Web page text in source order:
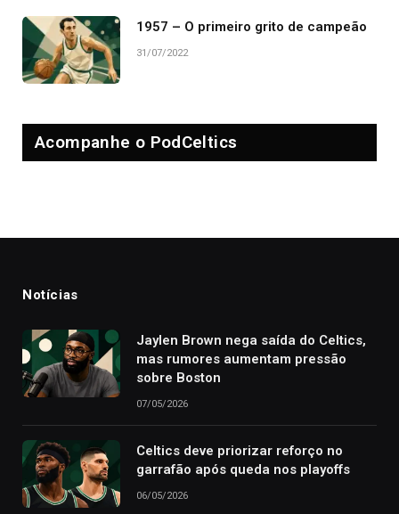
1957 – O primeiro grito de campeão
31/07/2022
Acompanhe o PodCeltics
Notícias
Jaylen Brown nega saída do Celtics,
mas rumores aumentam pressão
sobre Boston
07/05/2026
Celtics deve priorizar reforço no
garrafão após queda nos playoffs
06/05/2026